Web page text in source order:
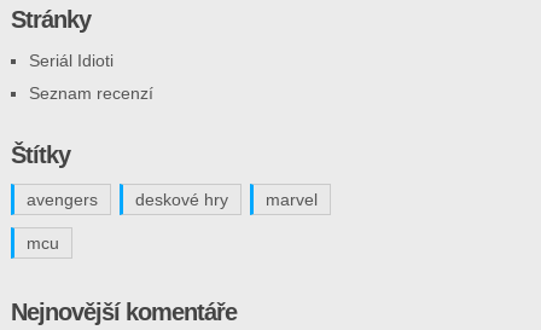
Stránky
Seriál Idioti
Seznam recenzí
Štítky
avengers deskové hry marvel
mcu
Nejnovější komentáře